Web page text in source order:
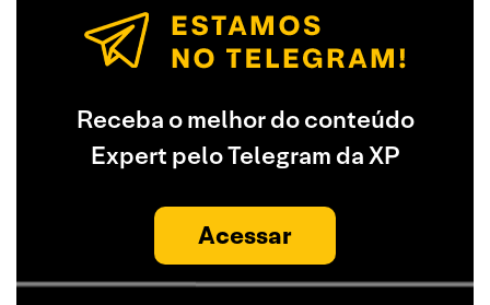
Receba o melhor do conteúdo
Expert pelo Telegram da XP
Acessar